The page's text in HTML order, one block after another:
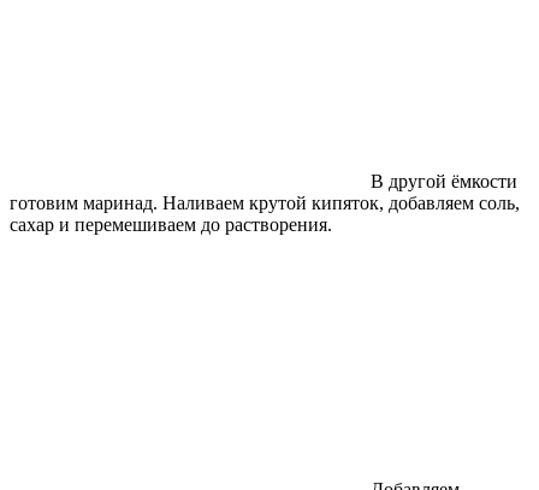
В другой ёмкости
готовим маринад. Наливаем крутой кипяток, добавляем соль,
сахар и перемешиваем до растворения.